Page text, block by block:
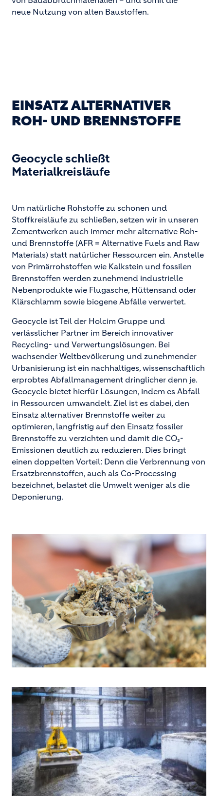
neue Nutzung von alten Baustoffen.
EINSATZ ALTERNATIVER
ROH- UND BRENNSTOFFE
Geocycle schließt
Materialkreisläufe
Um natürliche Rohstoffe zu schonen und
Stoffkreisläufe zu schließen, setzen wir in unseren
Zementwerken auch immer mehr alternative Roh-
und Brennstoffe (AFR = Alternative Fuels and Raw
Materials) statt natürlicher Ressourcen ein. Anstelle
von Primärrohstoffen wie Kalkstein und fossilen
Brennstoffen werden zunehmend industrielle
Nebenprodukte wie Flugasche, Hüttensand oder
Klärschlamm sowie biogene Abfälle verwertet.
Geocycle ist Teil der Holcim Gruppe und
verlässlicher Partner im Bereich innovativer
Recycling- und Verwertungslösungen. Bei
wachsender Weltbevölkerung und zunehmender
Urbanisierung ist ein nachhaltiges, wissenschaftlich
erprobtes Abfallmanagement dringlicher denn je.
Geocycle bietet hierfür Lösungen, indem es Abfall
in Ressourcen umwandelt. Ziel ist es dabei, den
Einsatz alternativer Brennstoffe weiter zu
optimieren, langfristig auf den Einsatz fossiler
Brennstoffe zu verzichten und damit die CO₂-
Emissionen deutlich zu reduzieren. Dies bringt
einen doppelten Vorteil: Denn die Verbrennung von
Ersatzbrennstoffen, auch als Co-Processing
bezeichnet, belastet die Umwelt weniger als die
Deponierung.